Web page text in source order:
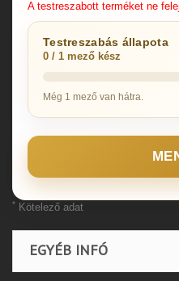
A testreszabott terméket ne
Testreszabás állapota
0 / 1 mező kész
Még 1 mező van hátra.
* Kötelező adat
EGYÉB INFÓ